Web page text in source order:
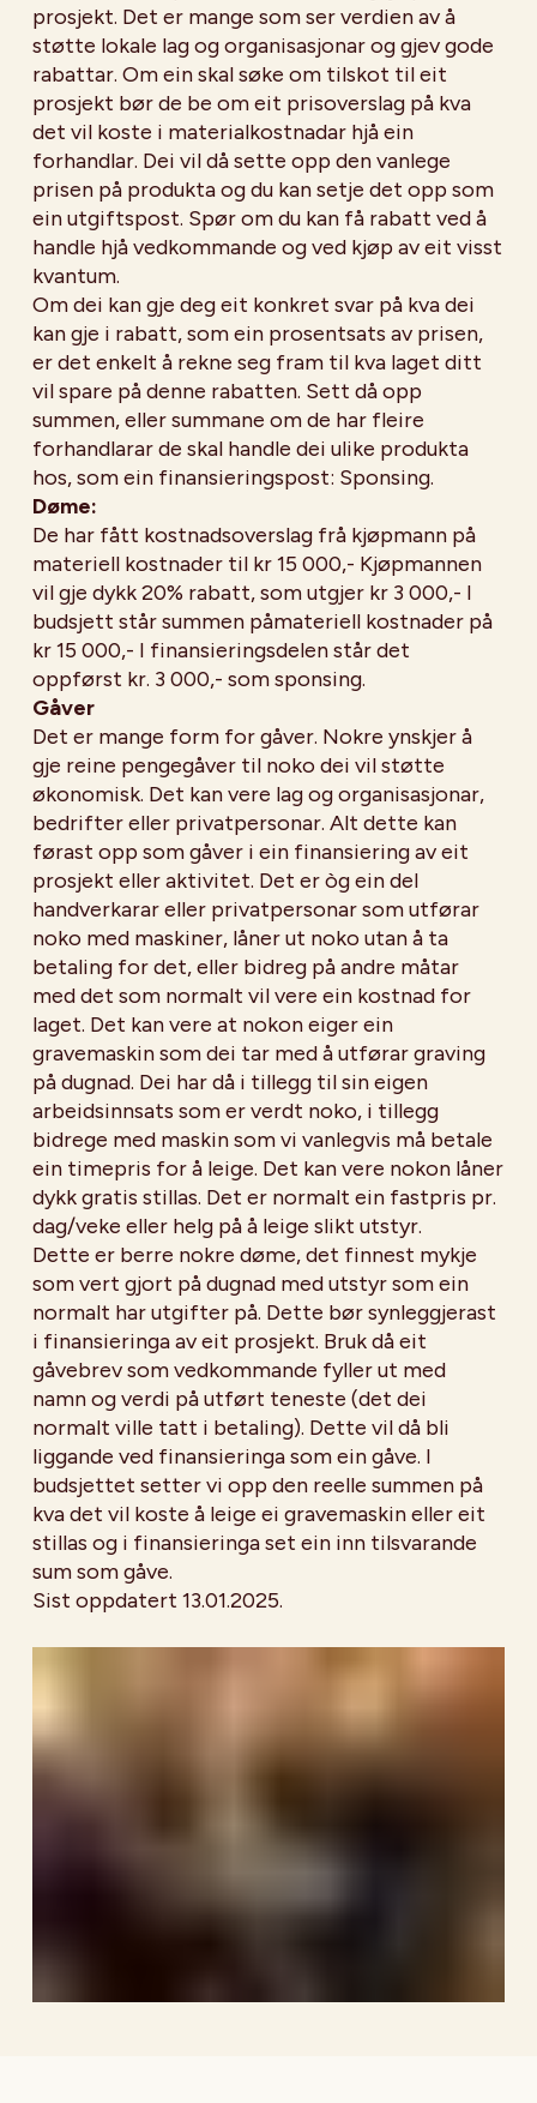
prosjekt. Det er mange som ser verdien av å
støtte lokale lag og organisasjonar og gjev gode
rabattar. Om ein skal søke om tilskot til eit
prosjekt bør de be om eit prisoverslag på kva
det vil koste i materialkostnadar hjå ein
forhandlar. Dei vil då sette opp den vanlege
prisen på produkta og du kan setje det opp som
ein utgiftspost. Spør om du kan få rabatt ved å
handle hjå vedkommande og ved kjøp av eit visst
kvantum.
Om dei kan gje deg eit konkret svar på kva dei
kan gje i rabatt, som ein prosentsats av prisen,
er det enkelt å rekne seg fram til kva laget ditt
vil spare på denne rabatten. Sett då opp
summen, eller summane om de har fleire
forhandlarar de skal handle dei ulike produkta
hos, som ein finansieringspost: Sponsing.
Døme:
De har fått kostnadsoverslag frå kjøpmann på
materiell kostnader til kr 15 000,- Kjøpmannen
vil gje dykk 20% rabatt, som utgjer kr 3 000,- I
budsjett står summen påmateriell kostnader på
kr 15 000,- I finansieringsdelen står det
oppførst kr. 3 000,- som sponsing.
Gåver
Det er mange form for gåver. Nokre ynskjer å
gje reine pengegåver til noko dei vil støtte
økonomisk. Det kan vere lag og organisasjonar,
bedrifter eller privatpersonar. Alt dette kan
førast opp som gåver i ein finansiering av eit
prosjekt eller aktivitet. Det er òg ein del
handverkarar eller privatpersonar som utførar
noko med maskiner, låner ut noko utan å ta
betaling for det, eller bidreg på andre måtar
med det som normalt vil vere ein kostnad for
laget. Det kan vere at nokon eiger ein
gravemaskin som dei tar med å utførar graving
på dugnad. Dei har då i tillegg til sin eigen
arbeidsinnsats som er verdt noko, i tillegg
bidrege med maskin som vi vanlegvis må betale
ein timepris for å leige. Det kan vere nokon låner
dykk gratis stillas. Det er normalt ein fastpris pr.
dag/veke eller helg på å leige slikt utstyr.
Dette er berre nokre døme, det finnest mykje
som vert gjort på dugnad med utstyr som ein
normalt har utgifter på. Dette bør synleggjerast
i finansieringa av eit prosjekt. Bruk då eit
gåvebrev som vedkommande fyller ut med
namn og verdi på utført teneste (det dei
normalt ville tatt i betaling). Dette vil då bli
liggande ved finansieringa som ein gåve. I
budsjettet setter vi opp den reelle summen på
kva det vil koste å leige ei gravemaskin eller eit
stillas og i finansieringa set ein inn tilsvarande
sum som gåve.
Sist oppdatert 13.01.2025.